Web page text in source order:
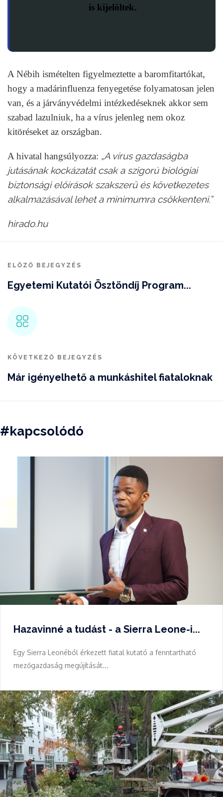
is kijelöltek.
A Nébih ismételten figyelmeztette a baromfitartókat,
hogy a madárinfluenza fenyegetése folyamatosan jelen
van, és a járványvédelmi intézkedéseknek akkor sem
szabad lazulniuk, ha a vírus jelenleg nem okoz
kitöréseket az országban.
A hivatal hangsúlyozza: „A vírus gazdaságba
jutásának kockázatát csak a szigorú biológiai
biztonsági előírások szakszerű és következetes
alkalmazásával lehet a minimumra csökkenteni.”
hirado.hu
ELŐZŐ BEJEGYZÉS
Egyetemi Kutatói Ösztöndíj Program...
KÖVETKEZŐ BEJEGYZÉS
Már igényelhető a munkáshitel fiataloknak
#kapcsolódó
Hazavinné a tudást - a Sierra Leone-i...
Egy Sierra Leonéból érkezett fiatal kutató a fenntartható
mezőgazdaság megújítását...